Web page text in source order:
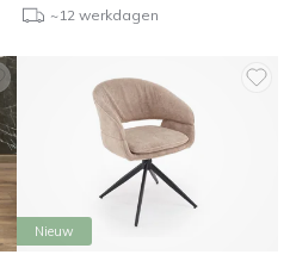
~12 werkdagen
Nieuw